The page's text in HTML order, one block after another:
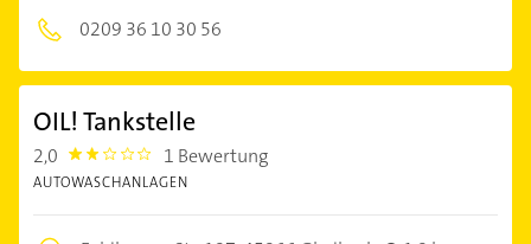
0209 36 10 30 56
OIL! Tankstelle
2,0 2.0 1 Bewertung
AUTOWASCHANLAGEN